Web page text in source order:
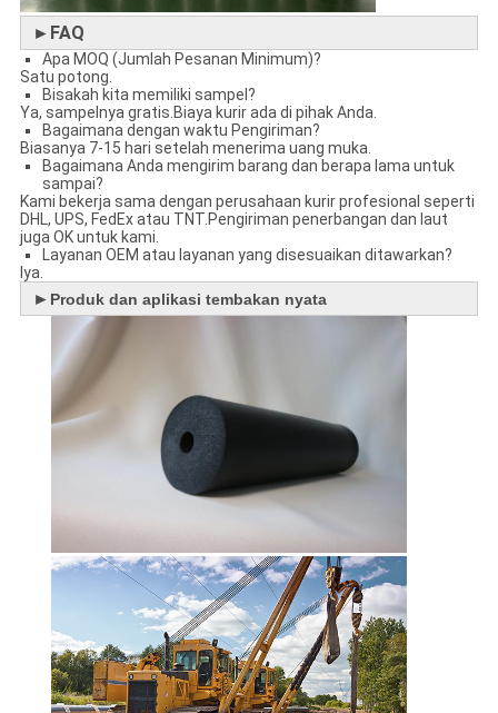
►FAQ
Apa MOQ (Jumlah Pesanan Minimum)?
Satu potong.
Bisakah kita memiliki sampel?
Ya, sampelnya gratis.Biaya kurir ada di pihak Anda.
Bagaimana dengan waktu Pengiriman?
Biasanya 7-15 hari setelah menerima uang muka.
Bagaimana Anda mengirim barang dan berapa lama untuk
sampai?
Kami bekerja sama dengan perusahaan kurir profesional seperti
DHL, UPS, FedEx atau TNT.Pengiriman penerbangan dan laut
juga OK untuk kami.
Layanan OEM atau layanan yang disesuaikan ditawarkan?
Iya.
► Produk dan aplikasi tembakan nyata